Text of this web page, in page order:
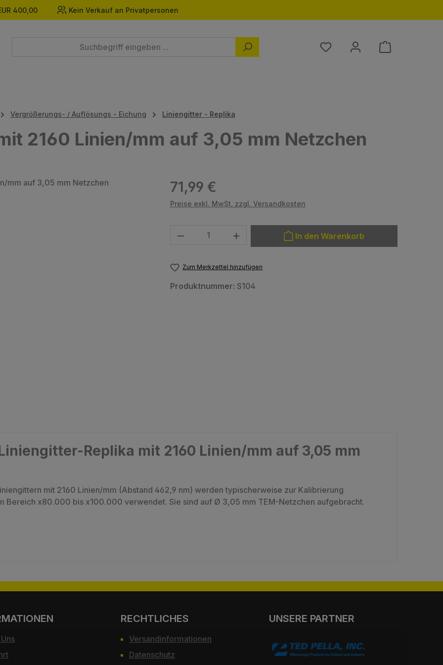
400,00 Kein Verkauf an Privatpersonen
Du hast 0 Produkte auf dem
Vergrößerungs- / Auflösungs - Eichung Liniengitter - Replika
2160 Linien/mm auf 3,05 mm Netzchen
Regulärer Preis:
71,99 €
Preise exkl. MwSt. zzgl. Versandkosten
Produkt Anzahl: Gib den gewünschten Wert ein oder benutze die
In den Warenkorb
Zum Merkzettel hinzufügen
Produktnummer: S104
Replika mit 2160 Linien/mm auf 3,05 mm
mit 2160 Linien/mm (Abstand 462,9 nm) werden typischerweise zur Kalibrierung
Bereich x80.000 bis x100.000 verwendet. Sie sind auf Ø 3,05 mm TEM-Netzchen aufgebracht.
RECHTLICHES
Versandinformationen
Datenschutz
UNSERE PARTNER